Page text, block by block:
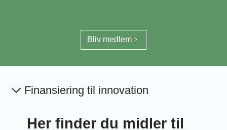
Bliv medlem
Finansiering til innovation
Her finder du midler til